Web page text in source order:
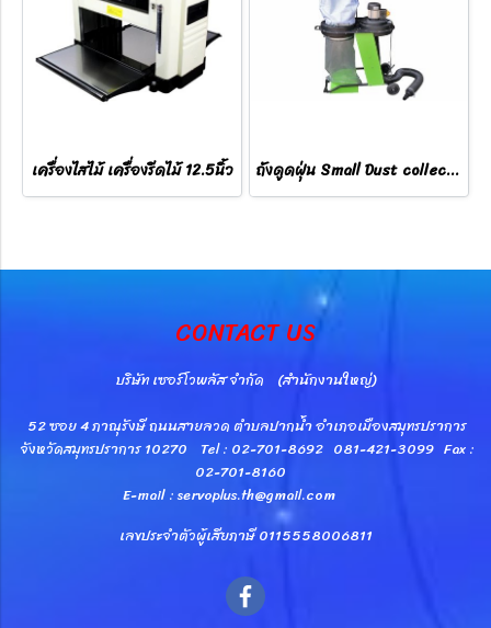
เครื่องไสไม้ เครื่องรีดไม้ 12.5นิ้ว ถังดูดฝุ่น Small Dust collector
CONTACT US
บริษัท เซอร์โวพลัส จำกัด (สำนักงานใหญ่)
52 ซอย 4 ภาณุรังษี ถนนสายลวด ตำบลปากน้ำ อำเภอเมืองสมุทรปราการ
จังหวัดสมุทรปราการ 10270 Tel : 02-701-8692 081-421-3099 Fax :
02-701-8160
E-mail : servoplus.th@gmail.com
เลขประจำตัวผู้เสียภาษี 0115558006811